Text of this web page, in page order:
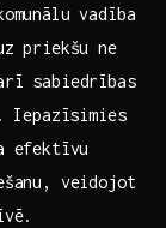
vadība
priekšu ne
sabiedrības⁤
‌Iepazīsimies
efektīvu
veidojot